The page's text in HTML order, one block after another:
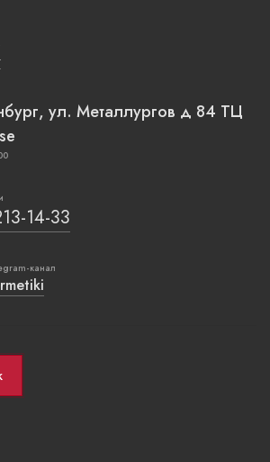
ул. Металлургов д 84 ТЦ
14-33
канал